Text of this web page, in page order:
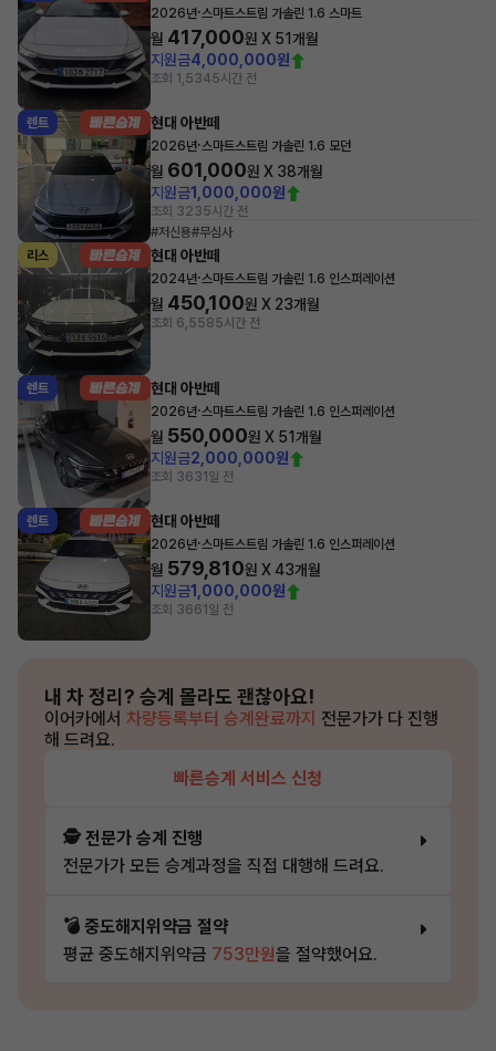
2026년·스마트스트림 가솔린 1.6 스마트
월 417,000원 X 51개월
지원금4,000,000원
조회 1,5345시간 전
렌트 현대 아반떼
2026년·스마트스트림 가솔린 1.6 모던
월 601,000원 X 38개월
지원금1,000,000원
조회 3235시간 전
#저신용#무심사
리스
현대 아반떼
2024년·스마트스트림 가솔린 1.6 인스퍼레이션
월 450,100원 X 23개월
조회 6,5585시간 전
렌트 현대 아반떼
2026년·스마트스트림 가솔린 1.6 인스퍼레이션
월 550,000원 X 51개월
지원금2,000,000원
조회 3631일 전
렌트 현대 아반떼
2026년·스마트스트림 가솔린 1.6 인스퍼레이션
월 579,810원 X43개월
지원금1,000,000원
조회 3661일 전
내 차 정리? 승계 몰라도 괜찮아요!
이어카에서 차량등록부터 승계완료까지 전문가가 다 진행
해 드려요.
빠른승계 서비스 신청
🕵️ 전문가 승계 진행
전문가가 모든 승계과정을 직접 대행해 드려요.
💣 중도해지위약금 절약
평균 중도해지위약금 753만원을 절약했어요.